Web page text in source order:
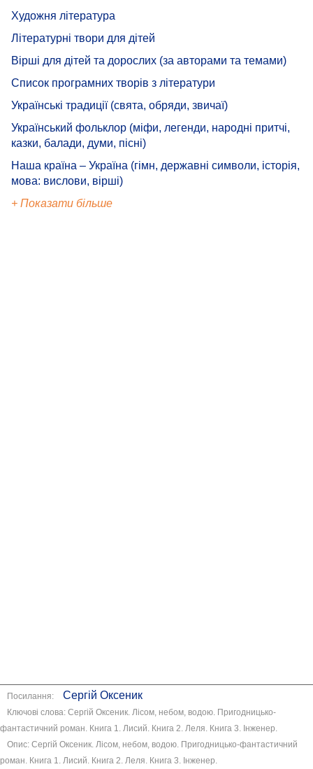
Художня література
Літературні твори для дітей
Вірші для дітей та дорослих (за авторами та темами)
Список програмних творів з літератури
Українські традиції (свята, обряди, звичаї)
Український фольклор (міфи, легенди, народні притчі,
казки, балади, думи, пісні)
Наша країна – Україна (гімн, державні символи, історія,
мова: вислови, вірші)
+ Показати більше
Посилання: Сергій Оксеник
Ключові слова: Сергій Оксеник. Лісом, небом, водою. Пригодницько-
фантастичний роман. Книга 1. Лисий. Книга 2. Леля. Книга 3. Інженер.
Опис: Сергій Оксеник. Лісом, небом, водою. Пригодницько-фантастичний
роман. Книга 1. Лисий. Книга 2. Леля. Книга 3. Інженер.